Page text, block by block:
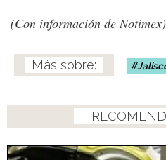
(Con información de Notimex)